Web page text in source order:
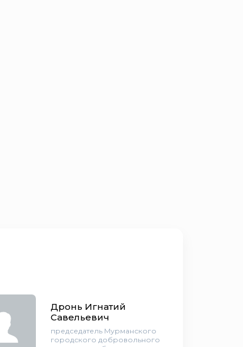
Дронь Игнатий
Савельевич
председатель Мурманского
городского добровольного